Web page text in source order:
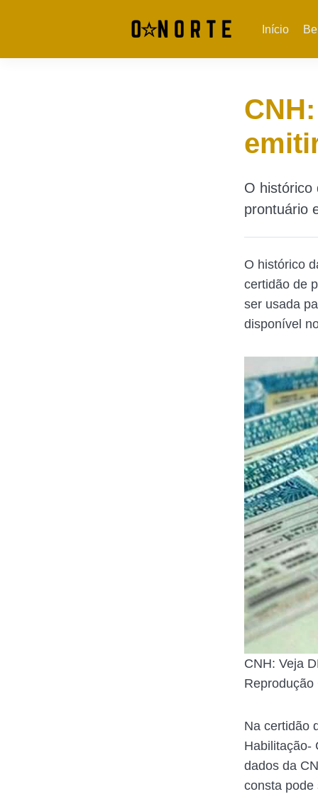
Início
O histórico
prontuário
O histórico
certidão de
ser usada
disponível
CNH: Veja
Reprodução
Na certidão
Habilitação-
dados da
consta pode